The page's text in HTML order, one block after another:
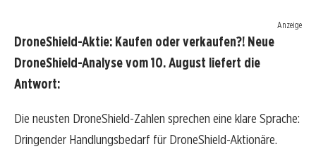
Anzeige
DroneShield-Aktie: Kaufen oder verkaufen?! Neue
DroneShield-Analyse vom 10. August liefert die
Antwort:
Die neusten DroneShield-Zahlen sprechen eine klare Sprache:
Dringender Handlungsbedarf für DroneShield-Aktionäre.